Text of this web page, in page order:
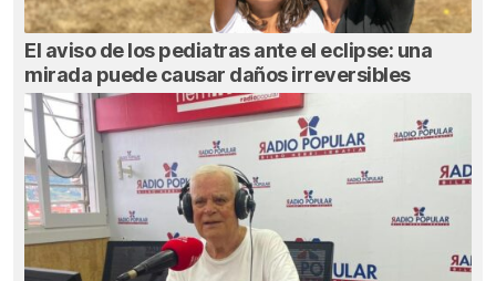
El aviso de los pediatras ante el eclipse: una
mirada puede causar daños irreversibles